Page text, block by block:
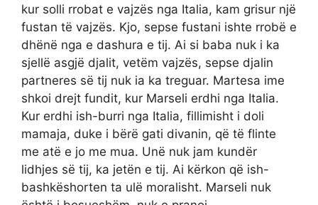
kur solli rrobat e vajzës nga Italia, kam grisur një
fustan të vajzës. Kjo, sepse fustani ishte rrobë e
dhënë nga e dashura e tij. Ai si baba nuk i ka
sjellë asgjë djalit, vetëm vajzës, sepse djalin
partneres së tij nuk ia ka treguar. Martesa ime
shkoi drejt fundit, kur Marseli erdhi nga Italia.
Kur erdhi ish-burri nga Italia, fillimisht i doli
mamaja, duke i bërë gati divanin, që të flinte
me atë e jo me mua. Unë nuk jam kundër
lidhjes së tij, ka jetën e tij. Ai kërkon që ish-
bashkëshorten ta ulë moralisht. Marseli nuk